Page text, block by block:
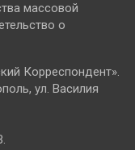
массовой
о
Корреспондент».
ул. Василия